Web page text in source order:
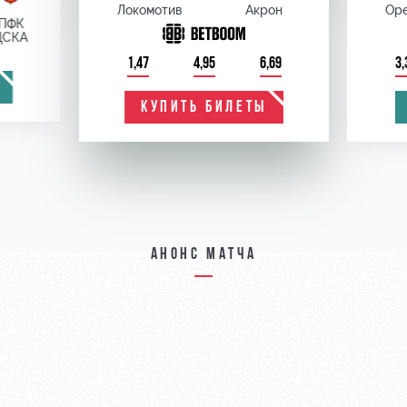
Локомотив Акрон
1,47 4,95 6,69
КУПИТЬ БИЛЕТЫ
Анонс матча